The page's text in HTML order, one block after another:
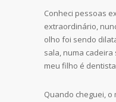
Conheci pessoas
extraordinário,
olho foi sendo
sala, numa
meu filho é
Quando cheguei,